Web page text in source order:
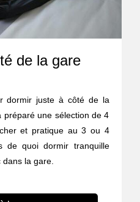
de la gare
dormir juste à côté de la
préparé une sélection de 4
et pratique au 3 ou 4
de quoi dormir tranquille
la gare.